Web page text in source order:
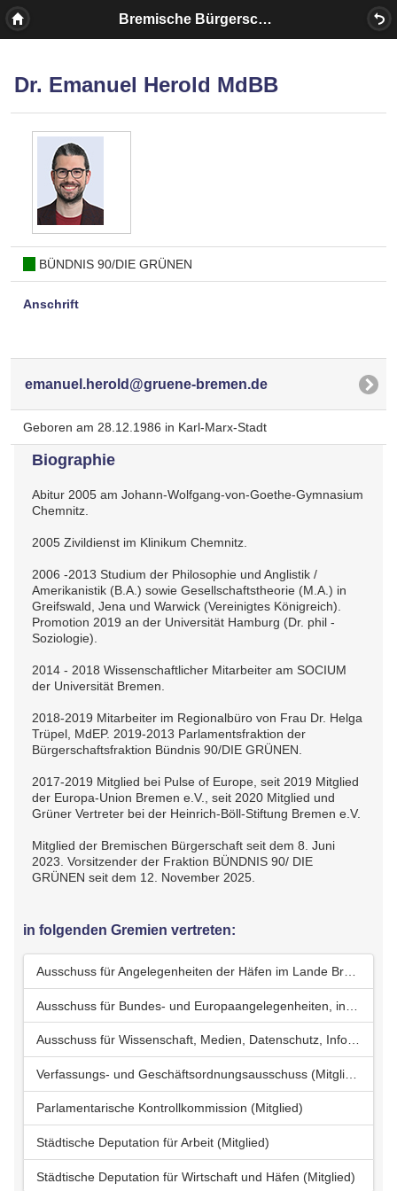
Bremische Bürgerschaft
Dr. Emanuel Herold MdBB
BÜNDNIS 90/DIE GRÜNEN
Anschrift
emanuel.herold@gruene-bremen.de
Geboren am 28.12.1986 in Karl-Marx-Stadt
Biographie
Abitur 2005 am Johann-Wolfgang-von-Goethe-Gymnasium
Chemnitz.
2005 Zivildienst im Klinikum Chemnitz.
2006 -2013 Studium der Philosophie und Anglistik /
Amerikanistik (B.A.) sowie Gesellschaftstheorie (M.A.) in
Greifswald, Jena und Warwick (Vereinigtes Königreich).
Promotion 2019 an der Universität Hamburg (Dr. phil -
Soziologie).
2014 - 2018 Wissenschaftlicher Mitarbeiter am SOCIUM
der Universität Bremen.
2018-2019 Mitarbeiter im Regionalbüro von Frau Dr. Helga
Trüpel, MdEP. 2019-2013 Parlamentsfraktion der
Bürgerschaftsfraktion Bündnis 90/DIE GRÜNEN.
2017-2019 Mitglied bei Pulse of Europe, seit 2019 Mitglied
der Europa-Union Bremen e.V., seit 2020 Mitglied und
Grüner Vertreter bei der Heinrich-Böll-Stiftung Bremen e.V.
Mitglied der Bremischen Bürgerschaft seit dem 8. Juni
2023. Vorsitzender der Fraktion BÜNDNIS 90/ DIE
GRÜNEN seit dem 12. November 2025.
in folgenden Gremien vertreten:
Ausschuss für Wissenschaft, Medien, Datenschutz, Informationsfreiheit und Digitalisierung (stellv. Mitglied)
Parlamentarische Kontrollkommission (Mitglied)
Städtische Deputation für Arbeit (Mitglied)
Städtische Deputation für Wirtschaft und Häfen (Mitglied)